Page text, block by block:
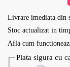
Livrare imediata din
Stoc actualizat in
Afla cum
Plata sigura cu